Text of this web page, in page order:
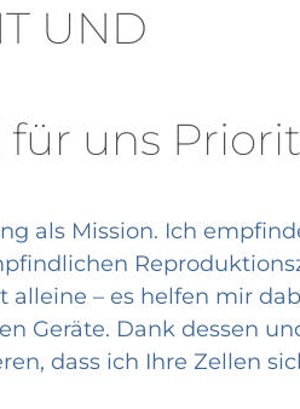
UND
uns
als Mission. Ich
alleine – es helfen mir
Geräte. Dank dessen
dass ich Ihre Zellen